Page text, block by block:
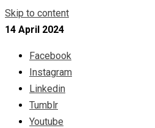
Skip to content
14 April 2024
Facebook
Instagram
Linkedin
Tumblr
Youtube